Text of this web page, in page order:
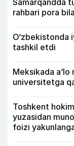
Samarqandda
rahbari pora
tashkil etdi
Meksikada
universitetga
Toshkent
yuzasidan
foizi